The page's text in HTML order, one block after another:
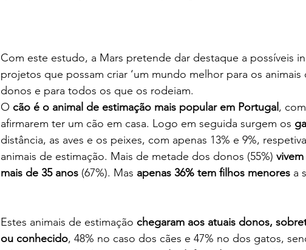
Com este estudo, a Mars pretende dar destaque a possíveis
projetos que possam criar ‘um mundo melhor para os animais
donos e para todos os que os rodeiam.
O cão é o animal de estimação mais popular em Portugal ,
afirmarem ter um cão em casa. Logo em seguida surgem os
distância, as aves e os peixes, com apenas 13% e 9%,
animais de estimação. Mais de metade dos donos (55%)
mais de 35 anos (67%). Mas apenas 36% tem filhos menores a
Estes animais de estimação chegaram aos atuais donos,
ou conhecido, 48% no caso dos cães e 47% no dos gatos,